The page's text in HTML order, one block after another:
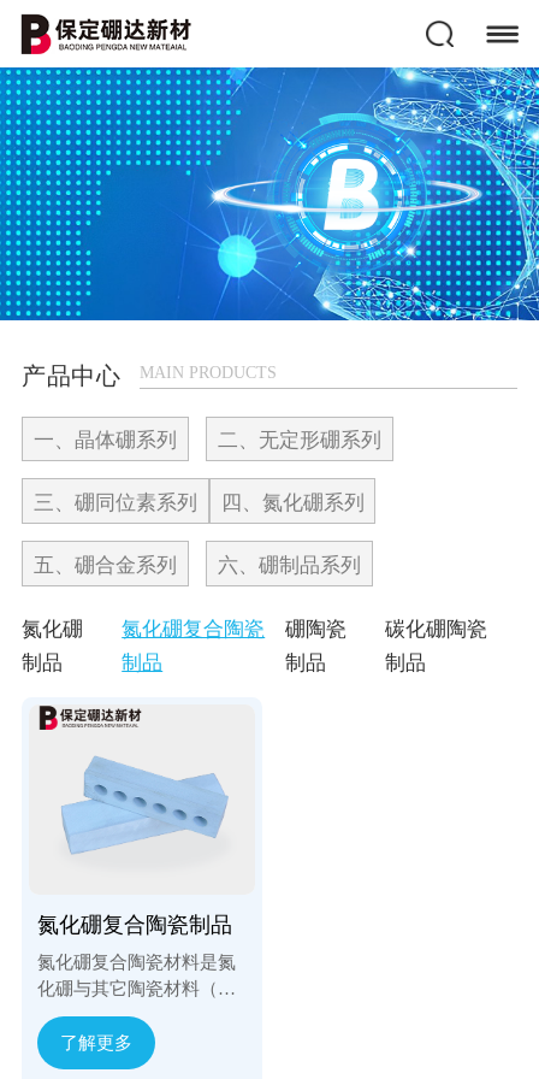
产品中心 MAIN PRODUCTS
一、晶体硼系列 二、无定形硼系列
三、硼同位素系列 四、氮化硼系列
五、硼合金系列 六、硼制品系列
氮化硼
制品
氮化硼复合陶瓷
制品
硼陶瓷
制品
碳化硼陶瓷
制品
氮化硼复合陶瓷制品
氮化硼复合陶瓷材料是氮
化硼与其它陶瓷材料（如
氮化硅、氧化锆、碳化硅
等）的复合制品，可承受
2000℃以上的高温，其介
了解更多